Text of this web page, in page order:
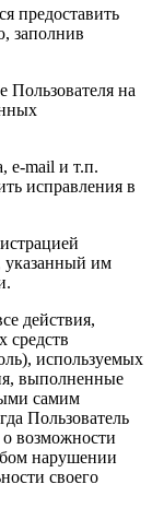
предоставить
заполнив
Пользователя на
e-mail и т.п.
исправления в
указанный им
действия,
средств
используемых
выполненные
самим
Пользователь
возможности
нарушении
своего